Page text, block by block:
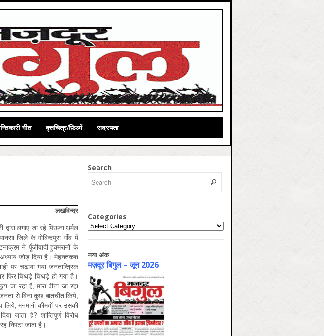
गीत वृत्तचित्र/फ़िल्में सदस्यता
लखविन्दर
लगाए जा रहे पिऊना थर्मल
जिले के गोबिन्दपुरा गाँव में
ने पूँजीवादी हुक्मरानों के
जोड़ दिया है। मेहनतकश
पर चढ़ाया गया जनतान्त्रिक
फिर चिथड़े-चिथड़े हो गया है।
जा रहा है, मारा-पीटा जा रहा
से बिना कुछ बातचीत किये,
लिये, मनमानी क़ीमतों पर उसकी
जाता है? शान्तिपूर्ण विरोध
निपटा जाता है।
Search
Categories
Categories
नया अंक
मज़दूर बिगुल – जून 2026